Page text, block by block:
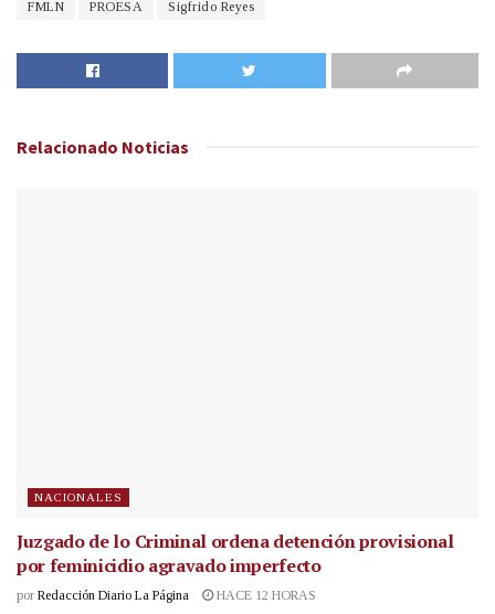
FMLN PROESA Sigfrido Reyes
Relacionado Noticias
NACIONALES
Juzgado de lo Criminal ordena detención provisional
por feminicidio agravado imperfecto
por Redacción Diario La Página HACE 12 HORAS